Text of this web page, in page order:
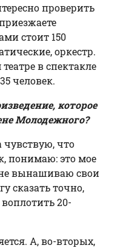
проверить
стоит 150
оркестр.
в спектакле
человек.
которое
Молодежного?
чувствую, что
понимаю: это мое
вынашиваю свои
сказать точно,
20-
А, во-вторых,